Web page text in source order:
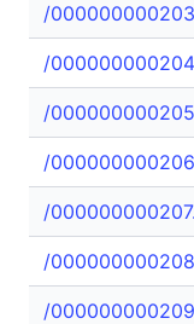
/
/
/
/
/
/
/